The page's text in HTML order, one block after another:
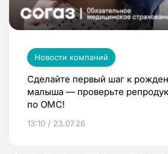
Новости компаний
Сделайте первый шаг к
малыша — проверьте
по ОМС!
13:10 / 23.07.26